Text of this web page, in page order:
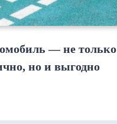
— не только
но и выгодно